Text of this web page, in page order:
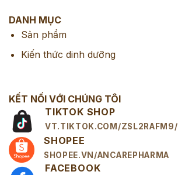
DANH MỤC
Sản phẩm
Kiến thức dinh dưỡng
KẾT NỐI VỚI CHÚNG TÔI
TIKTOK SHOP
VT.TIKTOK.COM/ZSL2RAFM9/
SHOPEE
SHOPEE.VN/ANCAREPHARMA
FACEBOOK